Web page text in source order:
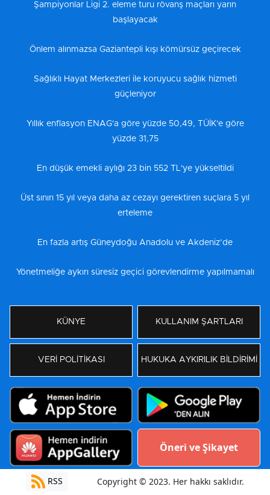
Şampiyonlar Ligi 2. eleme turu rövanş maçları yarın
başlayacak
Önlem alınmazsa Gaziantepli kışı kömürsüz geçirecek
Sağlıklı Hayat Merkezleri ile koruyucu sağlık hizmeti
güçleniyor
Yıllık enflasyon ENAG'a göre yüzde 50,49, TÜİK'e göre
yüzde 31,75
En düşük emekli aylığı 23 bin 552 TL'ye yükseltildi
Üst sınırı 15 yıl veya daha az cezayı gerektiren suçlara 5 yıl
erteleme
En fazla artış Güneydoğu Anadolu ve Akdeniz’de
Yönetmeliğe aykırı süresiz geçici görevlendirme yapılmamalı
KÜNYE KULLANIM ŞARTLARI
VERİ POLİTİKASI HUKUKA AYKIRILIK BİLDİRİMİ
Öneri ve Şikayet
RSS Copyright © 2023. Her hakkı saklıdır.